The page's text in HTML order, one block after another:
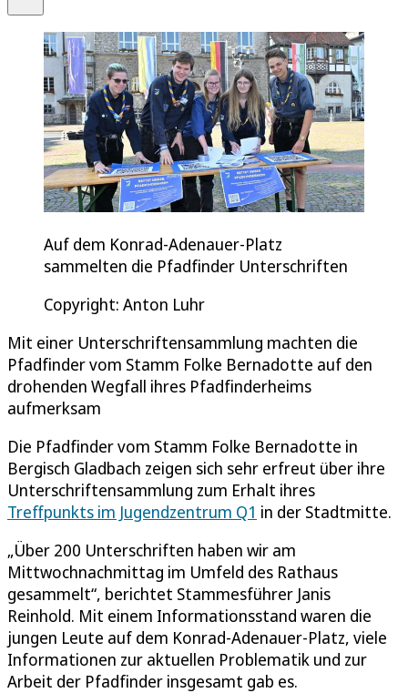
Auf dem Konrad-Adenauer-Platz
sammelten die Pfadfinder Unterschriften
Copyright: Anton Luhr
Mit einer Unterschriftensammlung machten die
Pfadfinder vom Stamm Folke Bernadotte auf den
drohenden Wegfall ihres Pfadfinderheims
aufmerksam
Die Pfadfinder vom Stamm Folke Bernadotte in
Bergisch Gladbach zeigen sich sehr erfreut über ihre
Unterschriftensammlung zum Erhalt ihres
Treffpunkts im Jugendzentrum Q1 in der Stadtmitte.
„Über 200 Unterschriften haben wir am
Mittwochnachmittag im Umfeld des Rathaus
gesammelt“, berichtet Stammesführer Janis
Reinhold. Mit einem Informationsstand waren die
jungen Leute auf dem Konrad-Adenauer-Platz, viele
Informationen zur aktuellen Problematik und zur
Arbeit der Pfadfinder insgesamt gab es.